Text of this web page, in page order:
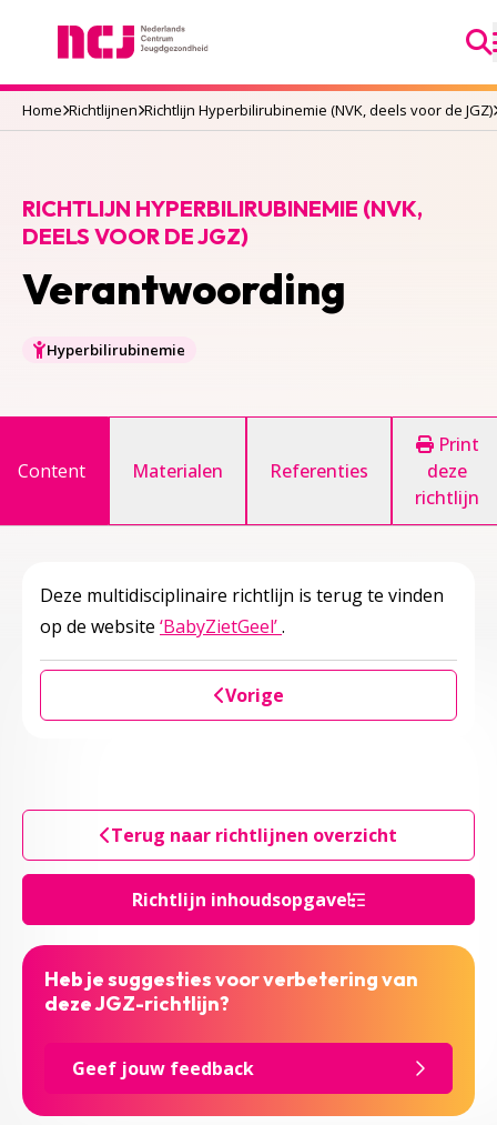
Home Richtlijnen Richtlijn Hyperbilirubinemie (NVK, deels voor de JGZ)
Verantwoording
RICHTLIJN HYPERBILIRUBINEMIE (NVK,
DEELS VOOR DE JGZ)
Hyperbilirubinemie
Richtlijn inhoudsopgave
Content Materialen Referenties
Print
deze
richtlijn
Deze multidisciplinaire richtlijn is terug te vinden
op de website ‘BabyZietGeel’Deze linkt opent in een
.
Vorige
Terug naar richtlijnen overzicht
Heb je suggesties voor verbetering van
deze JGZ-richtlijn?
Geef jouw feedback